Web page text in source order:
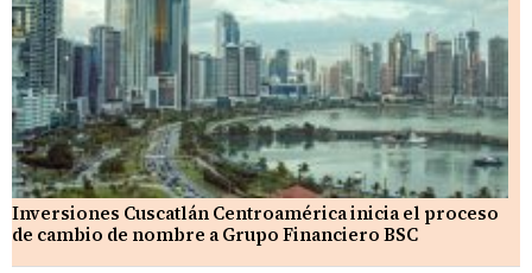
Inversiones Cuscatlán Centroamérica inicia el proceso
de cambio de nombre a Grupo Financiero BSC